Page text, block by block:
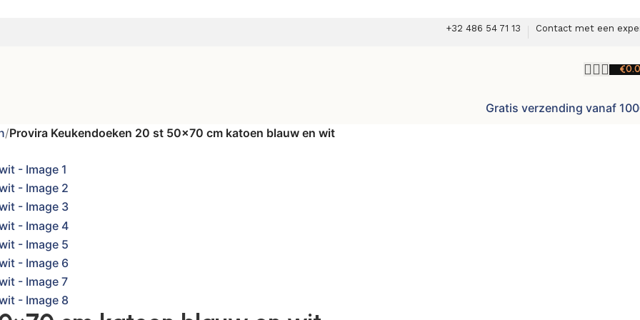
+32 486 54 71 13 Contact met een
€
Gratis verzending vanaf
/Provira Keukendoeken 20 st 50×70 cm katoen blauw en wit